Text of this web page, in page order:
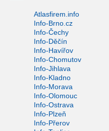
Atlasfirem.info
Info-Brno.cz
Info-Čechy
Info-Děčín
Info-Havířov
Info-Chomutov
Info-Jihlava
Info-Kladno
Info-Morava
Info-Olomouc
Info-Ostrava
Info-Plzeň
Info-Přerov